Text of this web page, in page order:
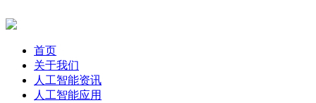
首页
关于我们
人工智能资讯
人工智能应用